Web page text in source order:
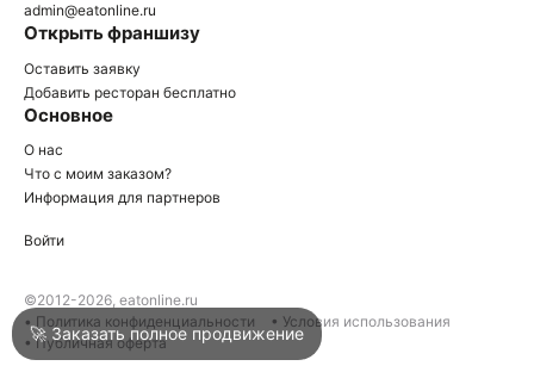
Войти
Написать в техподдержку
admin@eatonline.ru
Открыть франшизу
Оставить заявку
Добавить ресторан бесплатно
Основное
О нас
Что с моим заказом?
Информация для партнеров
Войти
©2012-2026, eatonline.ru
• Политика конфиденциальности
• Условия использования
• Публичная оферта
🚀 Заказать полное продвижение